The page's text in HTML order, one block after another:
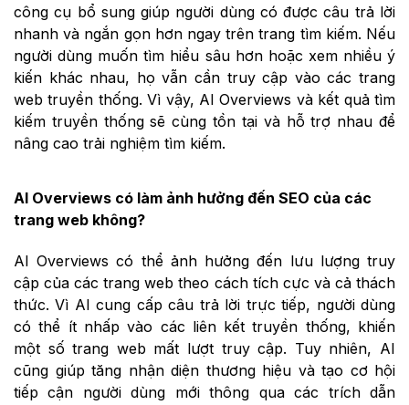
công cụ bổ sung giúp người dùng có được câu trả lời
nhanh và ngắn gọn hơn ngay trên trang tìm kiếm. Nếu
người dùng muốn tìm hiểu sâu hơn hoặc xem nhiều ý
kiến khác nhau, họ vẫn cần truy cập vào các trang
web truyền thống. Vì vậy, AI Overviews và kết quả tìm
kiếm truyền thống sẽ cùng tồn tại và hỗ trợ nhau để
nâng cao trải nghiệm tìm kiếm.
AI Overviews có làm ảnh hưởng đến SEO của các
trang web không?
AI Overviews có thể ảnh hưởng đến lưu lượng truy
cập của các trang web theo cách tích cực và cả thách
thức. Vì AI cung cấp câu trả lời trực tiếp, người dùng
có thể ít nhấp vào các liên kết truyền thống, khiến
một số trang web mất lượt truy cập. Tuy nhiên, AI
cũng giúp tăng nhận diện thương hiệu và tạo cơ hội
tiếp cận người dùng mới thông qua các trích dẫn